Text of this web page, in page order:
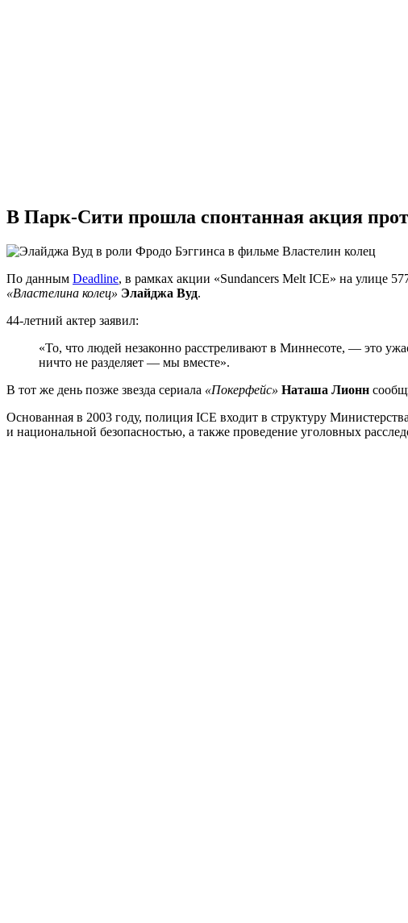
В Парк-Сити прошла спонтанная акция
По данным Deadline, в рамках акции «Sundancers Melt ICE» на улице
«Властелина колец» Элайджа Вуд.
44-летний актер заявил:
«То, что людей незаконно расстреливают в Миннесоте, — это
ничто не разделяет — мы вместе».
В тот же день позже звезда сериала «Покерфейс» Наташа Лионн
Основанная в 2003 году, полиция ICE входит в структуру
и национальной безопасностью, а также проведение уголовных